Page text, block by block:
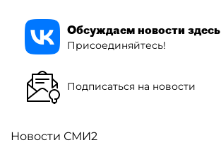
Обсуждаем новости здесь
Присоединяйтесь!
Подписаться на новости
Новости СМИ2